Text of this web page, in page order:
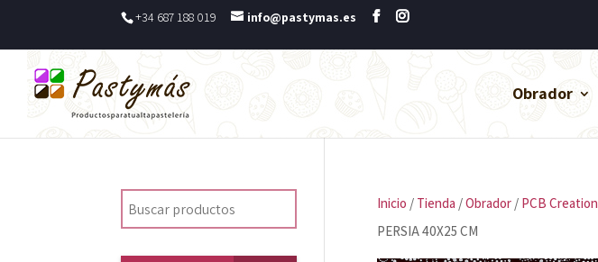
+34 687 188 019
info@pastymas.es
Obrador
Inicio / Tienda /Obrador/ PCB Creation
PERSIA 40X25 CM